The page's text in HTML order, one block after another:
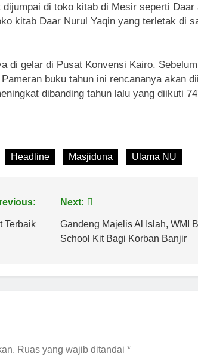
di toko kitab di Mesir seperti Daar
kitab Daar Nurul Yaqin yang terletak di
di gelar di Pusat Konvensi Kairo.
buku tahun ini rencananya akan
dibanding tahun lalu yang diikuti
Headline Masjiduna Ulama NU
Terbaik
Next:
Gandeng Majelis Al Islah, WMI
School Kit Bagi Korban Banjir
Ruas yang wajib ditandai *